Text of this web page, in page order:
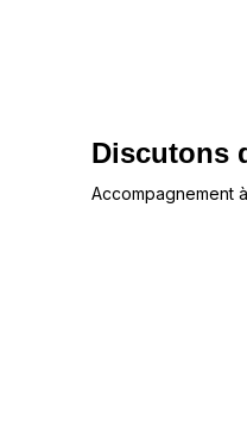
Discutons
Accompagnement